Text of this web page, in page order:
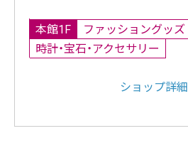
本館1F
ファッショングッズ
時計・宝石・アクセサリー
ショップ詳細